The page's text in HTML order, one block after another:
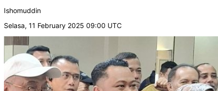
Ishomuddin
Selasa, 11 February 2025 09:00 UTC